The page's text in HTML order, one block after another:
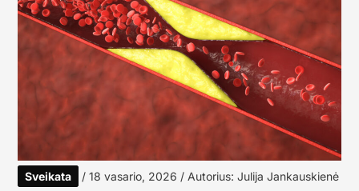
Sveikata / 18 vasario, 2026 / Autorius: Julija Jankauskienė